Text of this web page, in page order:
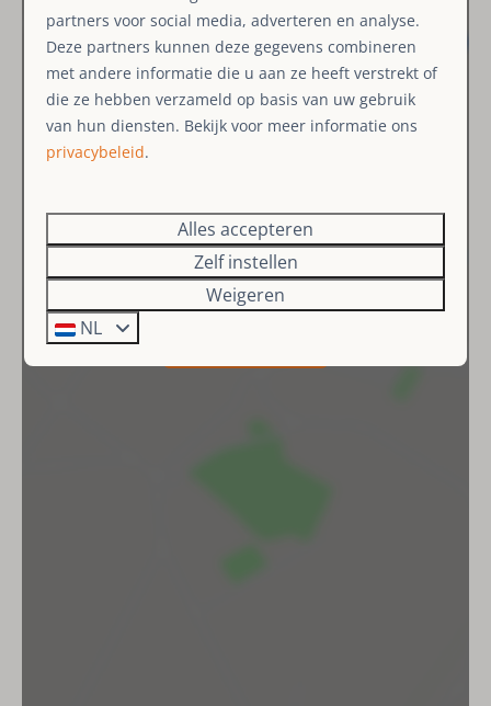
Aan de bosrand
Dichtbij skipiste (< 500 meter)
Woonruimte
Slaapkamer
Tweepersoonsbed: 1
partners voor social media, adverteren en analyse.
Deze partners kunnen deze gegevens combineren
met andere informatie die u aan ze heeft verstrekt of
die ze hebben verzameld op basis van uw gebruik
van hun diensten. Bekijk voor meer informatie ons
privacybeleid.
Alles accepteren
Zelf instellen
Weigeren
NL